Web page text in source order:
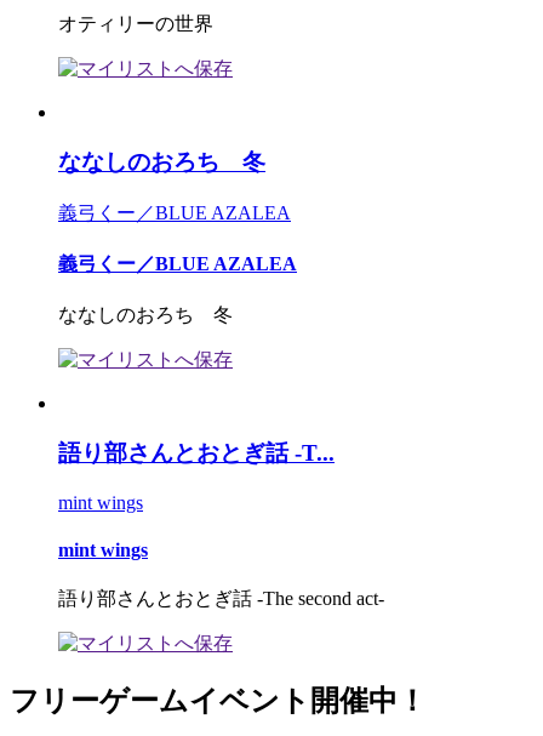
オティリーの世界
ななしのおろち 冬
義弓くー／BLUE AZALEA
義弓くー／BLUE AZALEA
ななしのおろち 冬
語り部さんとおとぎ話 -T...
mint wings
mint wings
語り部さんとおとぎ話 -The second act-
フリーゲームイベント開催中！